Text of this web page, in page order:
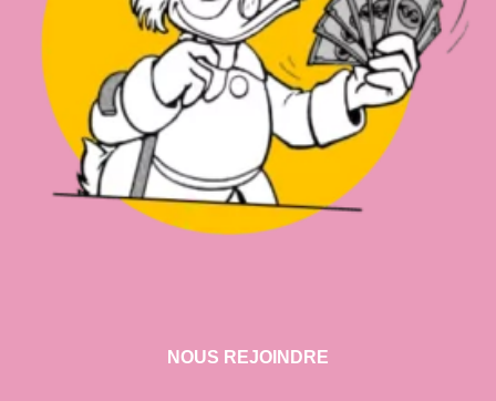
NOUS REJOINDRE